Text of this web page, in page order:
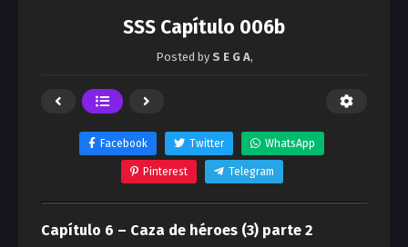
SSS Capítulo 006b
Posted by S E G A,
Facebook Twitter WhatsApp
Pinterest Telegram
Capítulo 6 – Caza de héroes (3) parte 2